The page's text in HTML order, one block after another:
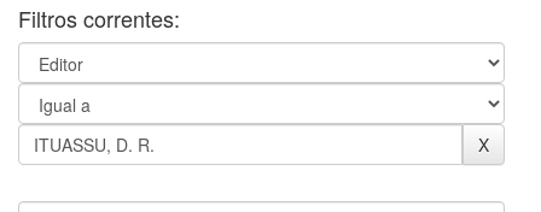
Filtros correntes: